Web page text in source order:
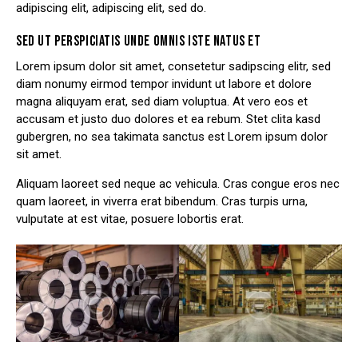
adipiscing elit, adipiscing elit, sed do.
SED UT PERSPICIATIS UNDE OMNIS ISTE NATUS ET
Lorem ipsum dolor sit amet, consetetur sadipscing elitr, sed
diam nonumy eirmod tempor invidunt ut labore et dolore
magna aliquyam erat, sed diam voluptua. At vero eos et
accusam et justo duo dolores et ea rebum. Stet clita kasd
gubergren, no sea takimata sanctus est Lorem ipsum dolor
sit amet.
Aliquam laoreet sed neque ac vehicula. Cras congue eros nec
quam laoreet, in viverra erat bibendum. Cras turpis urna,
vulputate at est vitae, posuere lobortis erat.